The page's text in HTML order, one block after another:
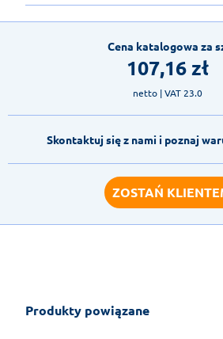
Cena katalogowa za
107,16zł
netto | VAT 23.0
Skontaktuj się z nami i poznaj
ZOSTAŃ
Produkty powiązane